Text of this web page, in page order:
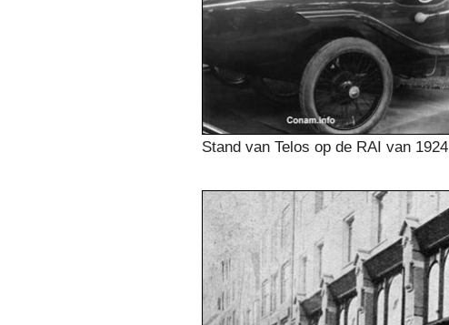
Stand van Telos op de RAI van 1924